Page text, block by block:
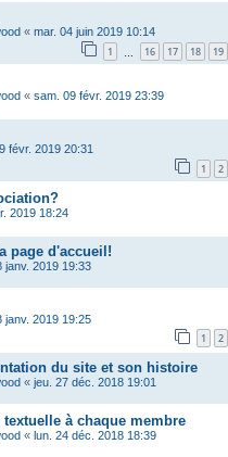
« mar. 04 juin 2019 10:14
1 16 17 18 19
« sam. 09 févr. 2019 23:39
févr. 2019 20:31
1 2
2019 18:24
page d'accueil!
janv. 2019 19:33
janv. 2019 19:25
1 2
du site et son histoire
« jeu. 27 déc. 2018 19:01
à chaque membre
« lun. 24 déc. 2018 18:39